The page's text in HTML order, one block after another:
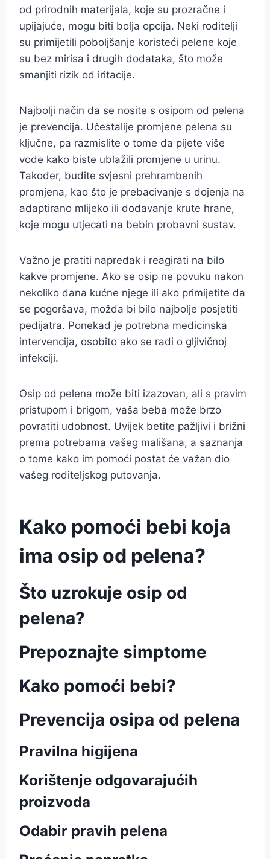
od prirodnih materijala, koje su prozračne i
upijajuće, mogu biti bolja opcija. Neki roditelji
su primijetili poboljšanje koristeći pelene koje
su bez mirisa i drugih dodataka, što može
smanjiti rizik od iritacije.
Najbolji način da se nosite s osipom od pelena
je prevencija. Učestalije promjene pelena su
ključne, pa razmislite o tome da pijete više
vode kako biste ublažili promjene u urinu.
Također, budite svjesni prehrambenih
promjena, kao što je prebacivanje s dojenja na
adaptirano mlijeko ili dodavanje krute hrane,
koje mogu utjecati na bebin probavni sustav.
Važno je pratiti napredak i reagirati na bilo
kakve promjene. Ako se osip ne povuku nakon
nekoliko dana kućne njege ili ako primijetite da
se pogoršava, možda bi bilo najbolje posjetiti
pedijatra. Ponekad je potrebna medicinska
intervencija, osobito ako se radi o gljivičnoj
infekciji.
Osip od pelena može biti izazovan, ali s pravim
pristupom i brigom, vaša beba može brzo
povratiti udobnost. Uvijek betite pažljivi i brižni
prema potrebama vašeg mališana, a saznanja
o tome kako im pomoći postat će važan dio
vašeg roditeljskog putovanja.
Kako pomoći bebi koja
ima osip od pelena?
Što uzrokuje osip od
pelena?
Prepoznajte simptome
Kako pomoći bebi?
Prevencija osipa od pelena
Pravilna higijena
Korištenje odgovarajućih
proizvoda
Odabir pravih pelena